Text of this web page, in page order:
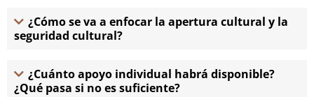
¿Cómo se va a enfocar la apertura cultural y la
seguridad cultural?
¿Cuánto apoyo individual habrá disponible?
¿Qué pasa si no es suficiente?